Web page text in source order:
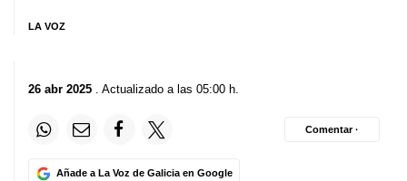
LA VOZ
26 abr 2025 . Actualizado a las 05:00 h.
Añade a La Voz de Galicia en Google
Comentar ·